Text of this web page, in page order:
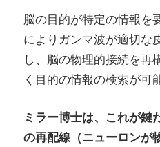
脳の目的が特定の情報を
によりガンマ波が適切な
し、脳の物理的接続を再
く目的の情報の検索が可
ミラー博士は、これが鍵
の再配線（ニューロンが